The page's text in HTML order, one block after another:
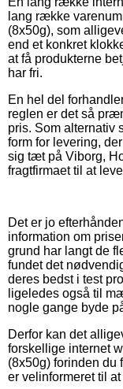
lang række
(8x50g), som
end et konkret
at få produkterne
har fri.
En hel del
reglen er det så
pris. Som alternativ
form for levering,
sig tæt på Viborg,
fragtfirmaet til at
Det er jo
information om
grund har langt de
fundet det
deres bedst i test
ligeledes også til
nogle gange byde
Derfor kan det
forskellige internet
(8x50g) forinden
er velinformeret til